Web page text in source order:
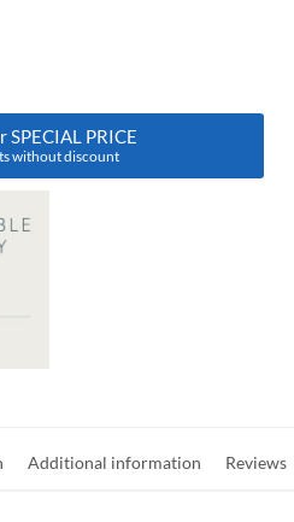
SPECIAL PRICE
without discount
Additional information Reviews